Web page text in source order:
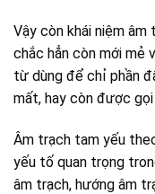
Vậy còn khái niệm âm
chắc hẳn còn mới mẻ
từ dùng để chỉ phần
mất, hay còn được gọi
Âm trạch tam yếu
yếu tố quan trọng
âm trạch, hướng âm